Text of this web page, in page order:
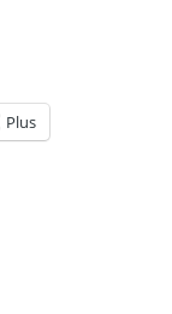
Plus